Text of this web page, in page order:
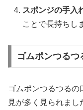
スポンジの手入
ことで長持ちし
ゴムポンつる
ゴムポンつるつる
見が多く見られまし